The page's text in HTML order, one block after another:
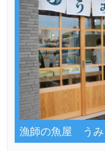
漁師の魚屋 うみ